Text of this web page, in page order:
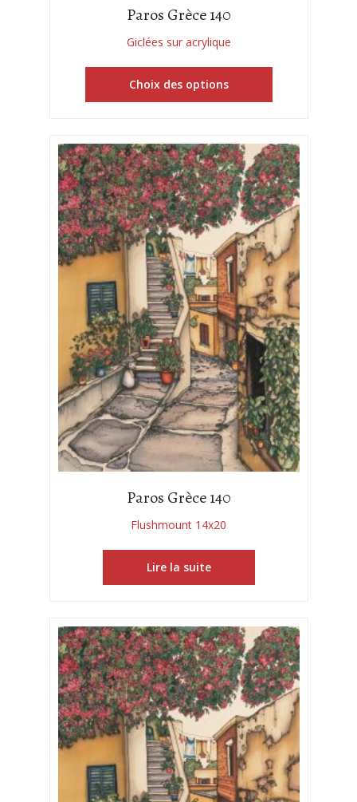
Paros Grèce 140
Giclées sur acrylique
Choix des options
Paros Grèce 140
Flushmount 14x20
Lire la suite